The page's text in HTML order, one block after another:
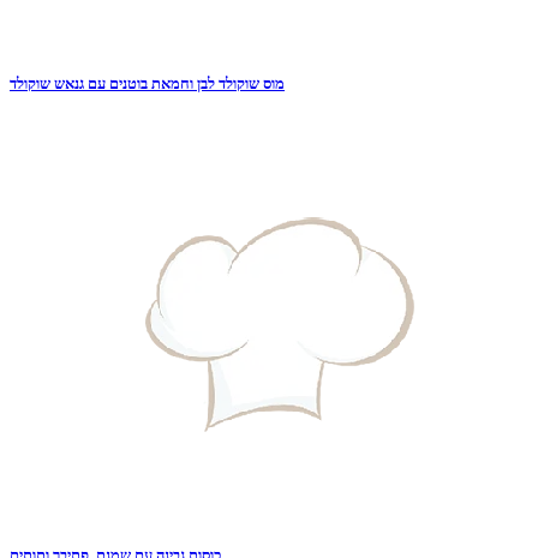
מוס שוקולד לבן וחמאת בוטנים עם גנאש שוקולד
כוסות גבינה עם שמנת, פתיבר ותותים